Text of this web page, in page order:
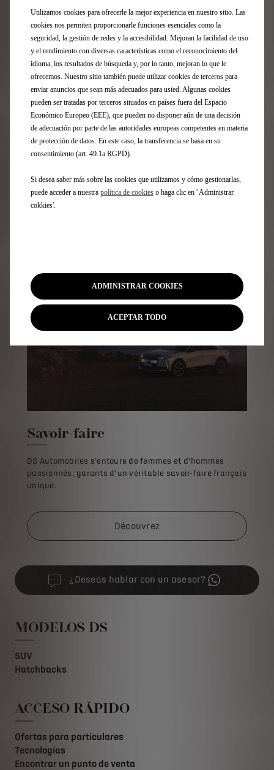
Actualités DS
Restez informé des dernières actualités évènements et
nouveautés DS Automobiles
Savoir-faire
DS Automobiles s’entoure de femmes et d’hommes
passionnés, garants d’un véritable savoir-faire français
unique.
Découvrez
¿Deseas hablar con un asesor?
MODELOS DS
SUV
Hatchbacks
ACCESO RÁPIDO
Ofertas para particulares
Tecnologías
Encontrar un punto de venta
Utilizamos cookies para ofrecerle la mejor experiencia en nuestro sitio. Las
cookies nos permiten proporcionarle funciones esenciales como la
seguridad, la gestión de redes y la accesibilidad. Mejoran la facilidad de uso
y el rendimiento con diversas características como el reconocimiento del
idioma, los resultados de búsqueda y, por lo tanto, mejoran lo que le
ofrecemos. Nuestro sitio también puede utilizar cookies de terceros para
enviar anuncios que sean más adecuados para usted. Algunas cookies
pueden ser tratadas por terceros situados en países fuera del Espacio
Económico Europeo (EEE), que pueden no disponer aún de una decisión
de adecuación por parte de las autoridades europeas competentes en materia
de protección de datos. En este caso, la transferencia se basa en su
consentimiento (art. 49.1a RGPD).
Si desea saber más sobre las cookies que utilizamos y cómo gestionarlas,
puede acceder a nuestra política de cookies o haga clic en ' Administrar
cokkies'.
ADMINISTRAR COOKIES
ACEPTAR TODO